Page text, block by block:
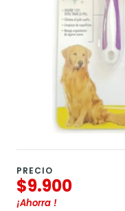
PRECIO
$9.900
¡Ahorra !